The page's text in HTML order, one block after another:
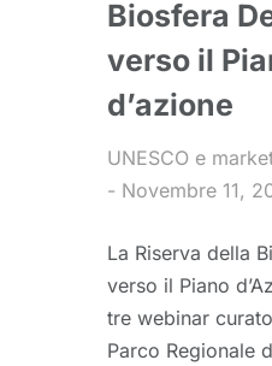
Biosfera
verso il
d’azione
UNESCO e
Novembre 11,
La Riserva della
verso il Piano
tre webinar
Parco Regionale